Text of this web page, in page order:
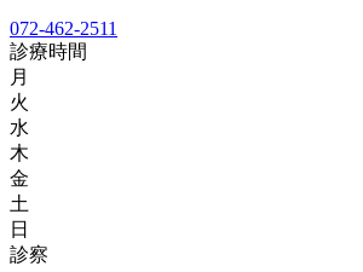
072-462-2511
診療時間
月
火
水
木
金
土
日
診察